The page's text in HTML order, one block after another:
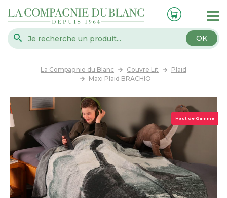
OK
La Compagnie du Blanc Couvre Lit
Plaid
Maxi Plaid BRACHIO
Haut de Gamme